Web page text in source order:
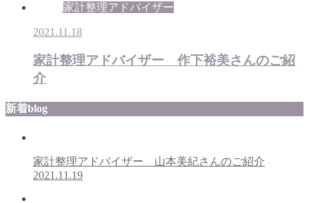
家計整理アドバイザー
2021.11.18
家計整理アドバイザー 作下裕美さんのご紹
介
新着blog
家計整理アドバイザー 山本美紀さんのご紹介
2021.11.19